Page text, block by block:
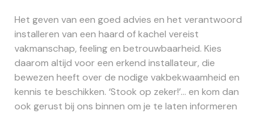
Het geven van een goed advies en het verantwoord
installeren van een haard of kachel vereist
vakmanschap, feeling en betrouwbaarheid. Kies
daarom altijd voor een erkend installateur, die
bewezen heeft over de nodige vakbekwaamheid en
kennis te beschikken. ‘Stook op zeker!’... en kom dan
ook gerust bij ons binnen om je te laten informeren